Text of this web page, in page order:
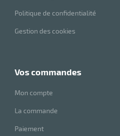
Politique de confidentialité
Gestion des cookies
vos commandes
Mon compte
La commande
Paiement